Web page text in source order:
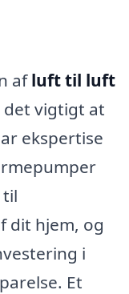
afluft til luft
det vigtigt at
ekspertise
dit hjem, og
i
Et